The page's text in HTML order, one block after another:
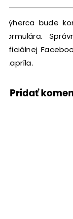
Výherca bude
formulára.
oficiálnej
7.apríla.
Pridať